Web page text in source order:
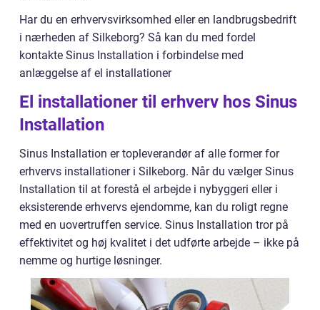
Har du en erhvervsvirksomhed eller en landbrugsbedrift
i nærheden af Silkeborg? Så kan du med fordel
kontakte Sinus Installation i forbindelse med
anlæggelse af el installationer
El installationer til erhverv hos Sinus
Installation
Sinus Installation er topleverandør af alle former for
erhvervs installationer i Silkeborg. Når du vælger Sinus
Installation til at forestå el arbejde i nybyggeri eller i
eksisterende erhvervs ejendomme, kan du roligt regne
med en uovertruffen service. Sinus Installation tror på
effektivitet og høj kvalitet i det udførte arbejde – ikke på
nemme og hurtige løsninger.